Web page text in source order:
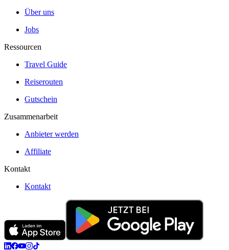
Über uns
Jobs
Ressourcen
Travel Guide
Reiserouten
Gutschein
Zusammenarbeit
Anbieter werden
Affiliate
Kontakt
Kontakt